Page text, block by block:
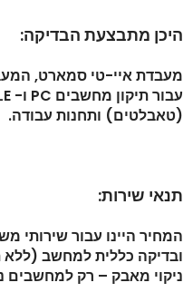
היכן מתבצעת הבדיקה:
מעבדת איי-טי סמארט,
(טאבלטים) ותחנות עבודה.
תנאי שירות:
המחיר היינו עבור שירותי
ובדיקה כללית למחשב (ללא
ניקוי מאבק – רק למחשבים